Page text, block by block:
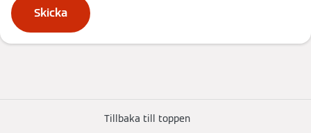
Skicka
Tillbaka till toppen